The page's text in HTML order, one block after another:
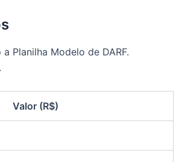
Planilha Modelo de DARF.
Valor (R$)